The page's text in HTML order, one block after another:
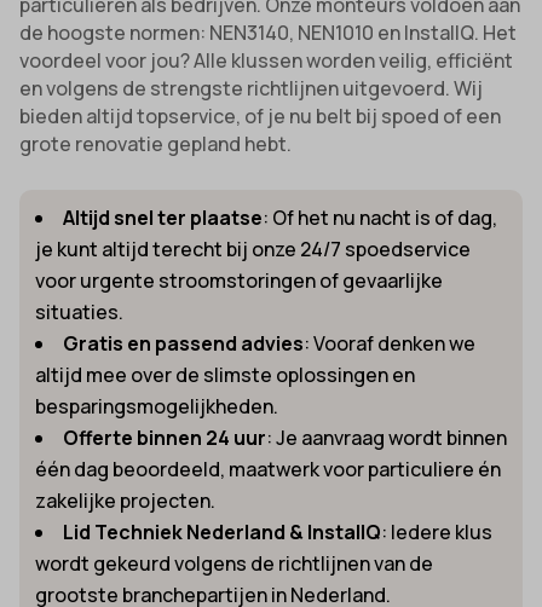
de hoogste normen: NEN3140, NEN1010 en InstallQ. Het
voordeel voor jou? Alle klussen worden veilig, efficiënt
en volgens de strengste richtlijnen uitgevoerd. Wij
bieden altijd topservice, of je nu belt bij spoed of een
grote renovatie gepland hebt.
Altijd snel ter plaatse: Of het nu nacht is of dag,
je kunt altijd terecht bij onze 24/7 spoedservice
voor urgente stroomstoringen of gevaarlijke
situaties.
Gratis en passend advies: Vooraf denken we
altijd mee over de slimste oplossingen en
besparingsmogelijkheden.
Offerte binnen 24 uur: Je aanvraag wordt binnen
één dag beoordeeld, maatwerk voor particuliere én
zakelijke projecten.
Lid Techniek Nederland & InstallQ: Iedere klus
wordt gekeurd volgens de richtlijnen van de
grootste branchepartijen in Nederland.